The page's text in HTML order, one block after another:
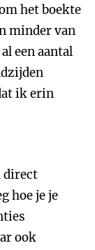
het boekte
minder van
een aantal
ik erin
direct
hoe je je
ook